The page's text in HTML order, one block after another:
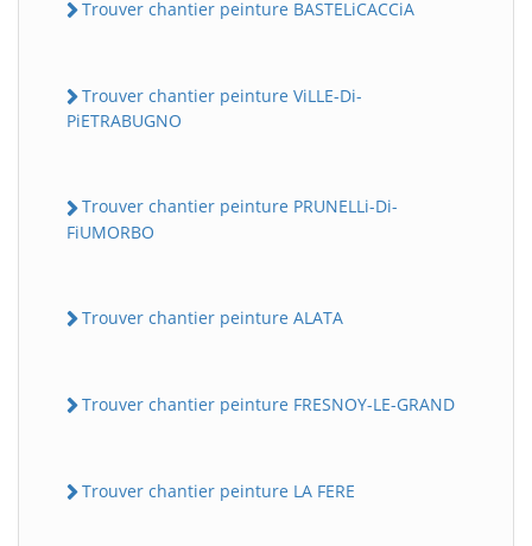
Trouver chantier peinture BASTELiCACCiA
Trouver chantier peinture ViLLE-Di-
PiETRABUGNO
Trouver chantier peinture PRUNELLi-Di-
FiUMORBO
Trouver chantier peinture ALATA
Trouver chantier peinture FRESNOY-LE-GRAND
Trouver chantier peinture LA FERE